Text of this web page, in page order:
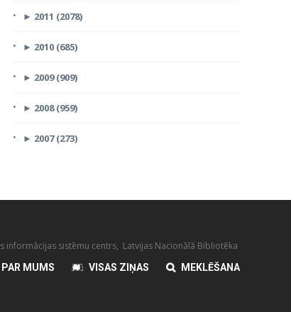
► 2011 (2078)
► 2010 (685)
► 2009 (909)
► 2008 (959)
► 2007 (273)
informācijas sistēmu centrs, Latvijas Nacionālā Bibliotēka
PAR MUMS VISAS ZIŅAS MEKLĒŠANA